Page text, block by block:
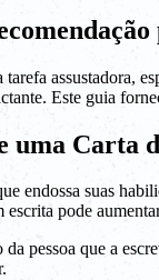
assustadora,
Este guia
Carta
endossa suas
pode
pessoa que a